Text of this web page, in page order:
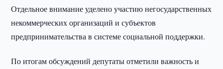
Отдельное внимание уделено участию негосударственных
некоммерческих организаций и субъектов
предпринимательства в системе социальной поддержки.
По итогам обсуждений депутаты отметили важность и